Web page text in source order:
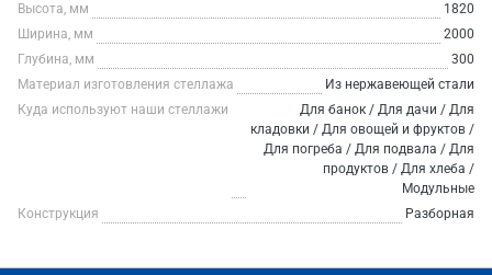
Высота, мм
1820
Ширина, мм
2000
Глубина, мм
300
Материал изготовления стеллажа
Из нержавеющей стали
Куда используют наши стеллажи
Для банок / Для дачи / Для
кладовки / Для овощей и фруктов /
Для погреба / Для подвала / Для
продуктов / Для хлеба /
Модульные
Конструкция
Разборная